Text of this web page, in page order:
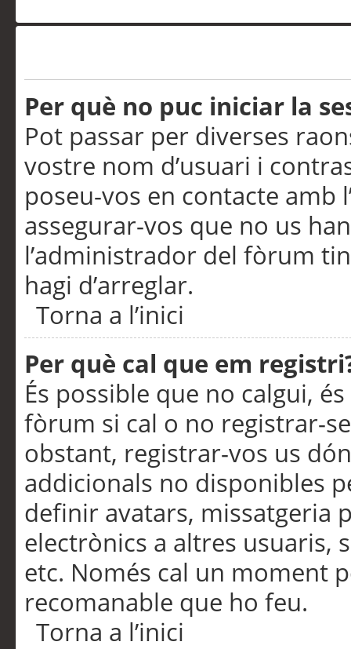
Per què no puc iniciar la
Pot passar per diverses
vostre nom d’usuari i
poseu-vos en contacte
assegurar-vos que no us
l’administrador del fòrum
hagi d’arreglar.
Torna a l’inici
Per què cal que em
És possible que no calgui,
fòrum si cal o no registrar-
obstant, registrar-vos us
addicionals no disponibles
definir avatars, missatgeria
electrònics a altres usuaris,
etc. Només cal un moment
recomanable que ho feu.
Torna a l’inici